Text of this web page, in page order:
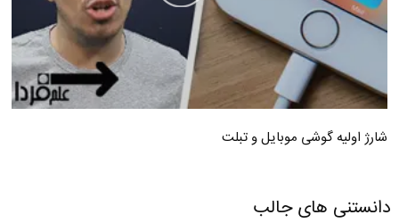
شارژ اولیه گوشی موبایل و تبلت
دانستنی های جالب